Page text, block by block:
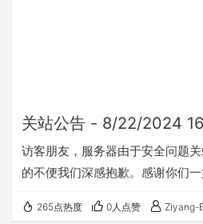
关站公告 - 8/22/2024
访客朋友，服务器由于安全问题
的不便我们深感抱歉。感谢你们一
265点热度 0人点赞 Ziyang-